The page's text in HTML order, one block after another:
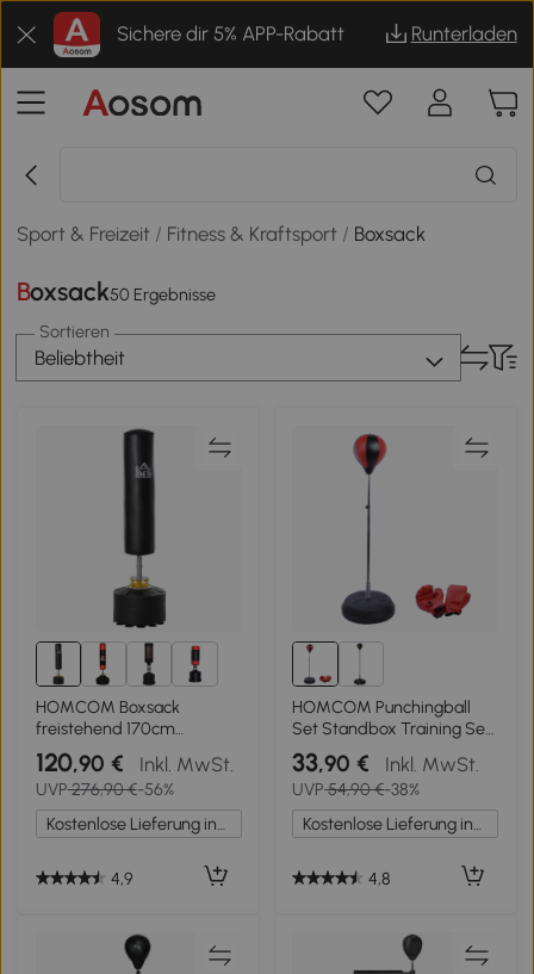
Sichere dir 5% APP-Rabatt Runterladen
Sport & Freizeit / Fitness & Kraftsport / Boxsack
Boxsack50 Ergebnisse
Sortieren
Beliebtheit
HOMCOM Boxsack
freistehend 170cm
Standboxsack mit
Saugnapf-Basis
Kickboxsack schwerer
Boxing Trainer für
Erwachsene Jugendliche
Krafttraining Boxtraining
120,90 € Inkl. MwSt.
UVP276,90 €-56%
Kostenlose Lieferung innerhalb Deutschlands
4,9
HOMCOM Punchingball
Set Standbox Training Set
125/131/138/145cm
höhenverstellbar mit 1 paar
Handschuhe 1 Pump
Geeignet für Profis und
Anfänger Rot
33,90 € Inkl. MwSt.
UVP54,90 €-38%
Kostenlose Lieferung innerhalb Deutschlands
4,8